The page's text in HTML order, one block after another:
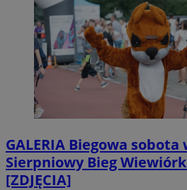
GALERIA Biegowa sobota
Sierpniowy Bieg
[ZDJĘCIA]